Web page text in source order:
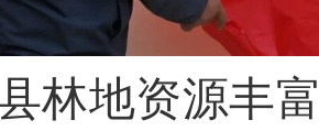
林地资源丰